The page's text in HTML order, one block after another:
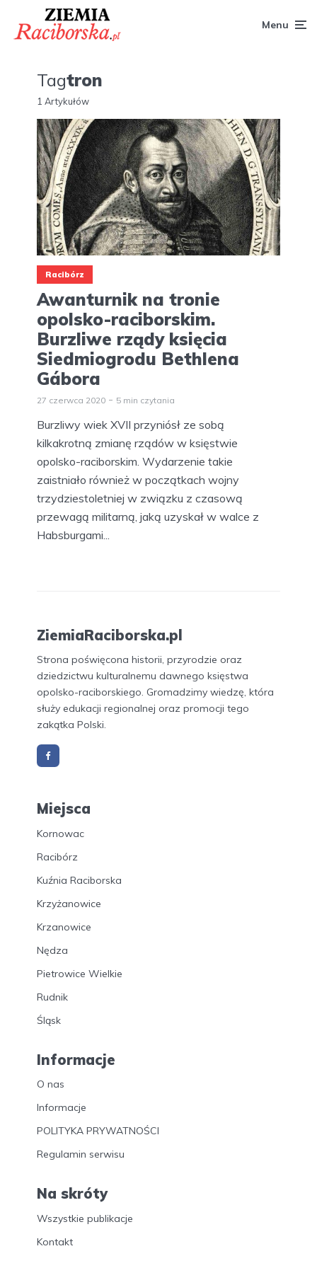
Menu
Tagtron
1 Artykułów
Racibórz
Awanturnik na tronie
opolsko-raciborskim.
Burzliwe rządy księcia
Siedmiogrodu Bethlena
Gábora
27 czerwca 2020 5 min czytania
Burzliwy wiek XVII przyniósł ze sobą
kilkakrotną zmianę rządów w księstwie
opolsko-raciborskim. Wydarzenie takie
zaistniało również w początkach wojny
trzydziestoletniej w związku z czasową
przewagą militarną, jaką uzyskał w walce z
Habsburgami...
ZiemiaRaciborska.pl
Strona poświęcona historii, przyrodzie oraz
dziedzictwu kulturalnemu dawnego księstwa
opolsko-raciborskiego. Gromadzimy wiedzę, która
służy edukacji regionalnej oraz promocji tego
zakątka Polski.
Miejsca
Kornowac
Racibórz
Kuźnia Raciborska
Krzyżanowice
Krzanowice
Nędza
Pietrowice Wielkie
Rudnik
Śląsk
Informacje
O nas
Informacje
POLITYKA PRYWATNOŚCI
Regulamin serwisu
Na skróty
Wszystkie publikacje
Kontakt